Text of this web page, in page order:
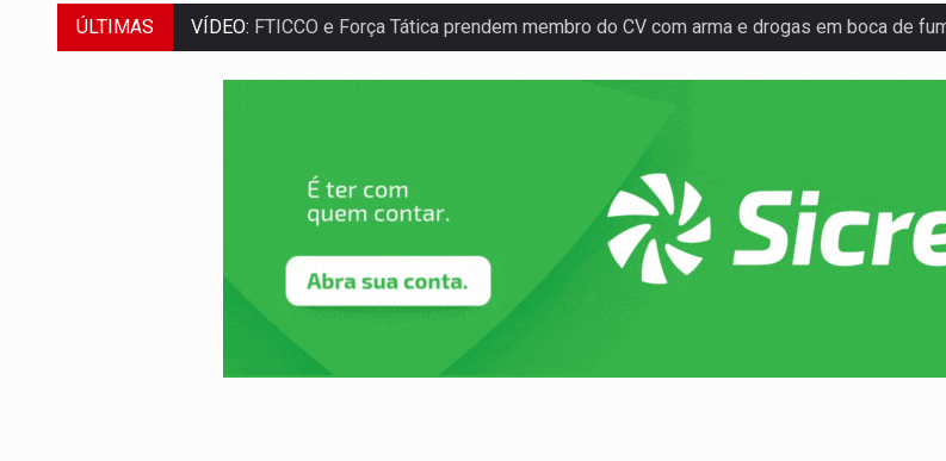
ÚLTIMAS VÍDEO: FTICCO e Força Tática prendem membro do CV com arma e drogas em boca de
INCLUSÃO:Prefeitura fortalece parceria com a APAE para ampliar ações voltadas a PCD's
TEMAS SOCIOAMBIENTAIS: Em Itapuã do Oeste, CINEMAZÔNIA leva cinema amazônico
Interior de Rondônia terá sábado (8) de calor intenso e tempo firme
INFRAESTRUTURA:Após quase 30 anos de espera, asfalto chega ao bairro Nova
Coreografia de Rondônia estreia na programação do Festival de Dança de Joinville
ELEIÇÕES 2026: Sgt. Mouza esclarece 'erro de digitação' em declaração de patrimônio de